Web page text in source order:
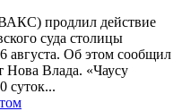
продлил действие
суда столицы
августа. Об этом сообщил
Нова Влада. «Чаусу
суток...